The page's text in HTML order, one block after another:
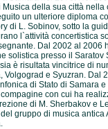
della sua città nella
un ulteriore diploma
di L. Sobinov, sotto la
l`attività concertistica
Dal 2002 al 2006
solistica presso il Saratov
è risultata vincitrice di
Volgograd e Syuzran. Dal
di Stato di Samara e
con cui ha
di M. Sherbakov e
gruppo di musica antica